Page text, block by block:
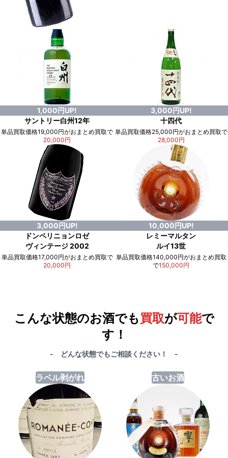
1,000円UP!
サントリー白州12年
単品買取価格19,000円がおまとめ買取で
20,000円
3,000円UP!
十四代
単品買取価格25,000円がおまとめ買取で
28,000円
3,000円UP!
ドンペリニョンロゼ
ヴィンテージ 2002
単品買取価格17,000円がおまとめ買取で
20,000円
10,000円UP!
レミーマルタン
ルイ13世
単品買取価格140,000円がおまとめ買取
で150,000円
こんな状態のお酒でも買取が可能で
す！
- どんな状態でもご相談ください！ -
ラベル剥がれ 古いお酒